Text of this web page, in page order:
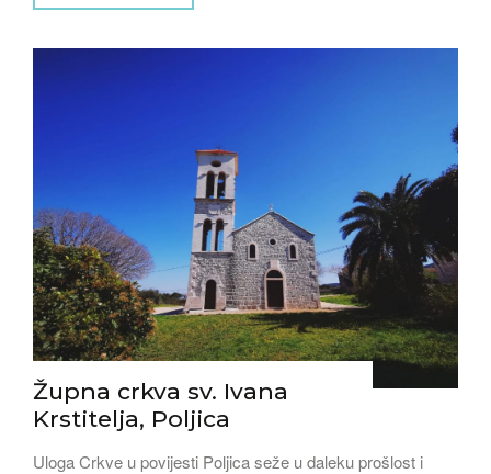
Župna crkva sv. Ivana
Krstitelja, Poljica
Uloga Crkve u povijesti Poljica seže u daleku prošlost i